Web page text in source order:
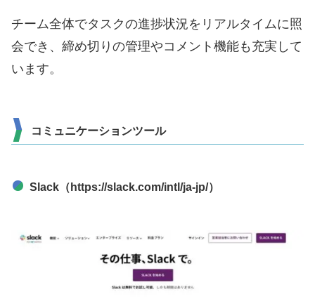
チーム全体でタスクの進捗状況をリアルタイムに照
会でき、締め切りの管理やコメント機能も充実して
います。
コミュニケーションツール
Slack（https://slack.com/intl/ja-jp/）